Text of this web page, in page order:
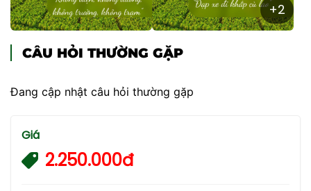
+2
CÂU HỎI THƯỜNG GẶP
Đang cập nhật câu hỏi thường gặp
Giá
2.250.000đ